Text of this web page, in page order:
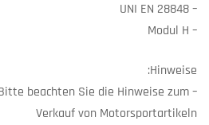
– UNI EN 28848
– Modul H
Hinweise:
beachten Sie die Hinweise zum
Verkauf von Motorsportartikeln